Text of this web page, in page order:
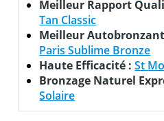
Meilleur Rapport
Tan Classic
Meilleur Autobronzant
Paris Sublime Bronze
Haute Efficacité :St
Bronzage Naturel
Solaire